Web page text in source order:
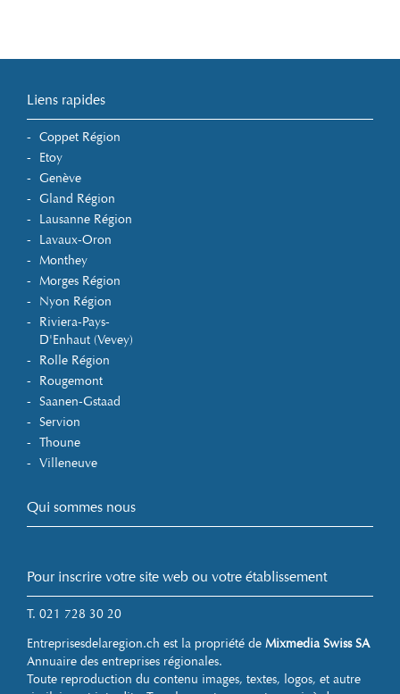
Liens rapides
Coppet Région
Etoy
Genève
Gland Région
Lausanne Région
Lavaux-Oron
Monthey
Morges Région
Nyon Région
Riviera-Pays-
D'Enhaut (Vevey)
Rolle Région
Rougemont
Saanen-Gstaad
Servion
Thoune
Villeneuve
Qui sommes nous
Pour inscrire votre site web ou votre établissement
T. 021 728 30 20
Entreprisesdelaregion.ch est la propriété de Mixmedia Swiss SA
Annuaire des entreprises régionales.
Toute reproduction du contenu images, textes, logos, et autre